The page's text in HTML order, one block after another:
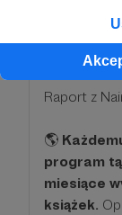
Nawiasem
Raport z
🌎
program
miesiące
książek.